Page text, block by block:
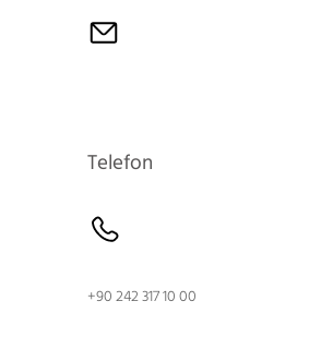
Telefon
+90 242 317 10 00